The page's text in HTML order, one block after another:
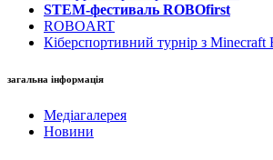
STEM-фестиваль ROBOfirst
ROBOART
Кіберспортивний турнір з Minecraft
загальна інформація
Медіагалерея
Новини